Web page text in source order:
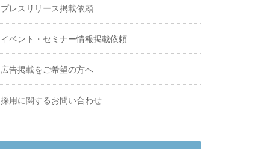
プレスリリース掲載依頼
イベント・セミナー情報掲載依頼
広告掲載をご希望の方へ
採用に関するお問い合わせ